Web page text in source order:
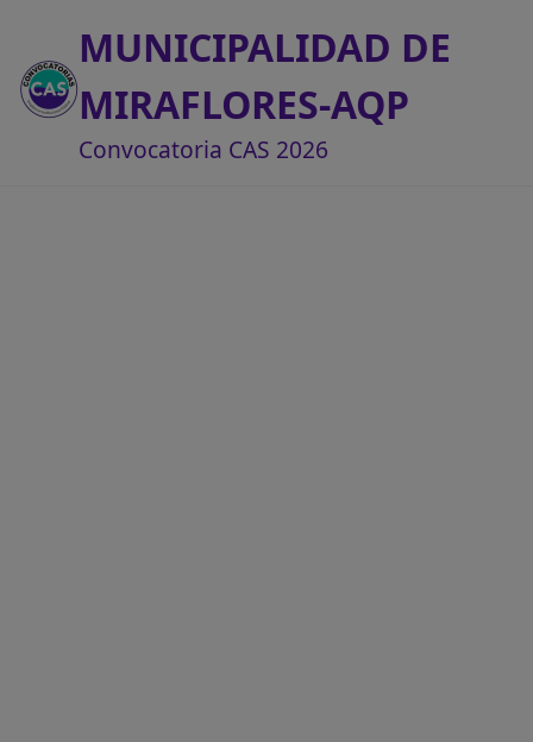
MUNICIPALIDAD DE
MIRAFLORES-AQP
Convocatoria CAS 2026